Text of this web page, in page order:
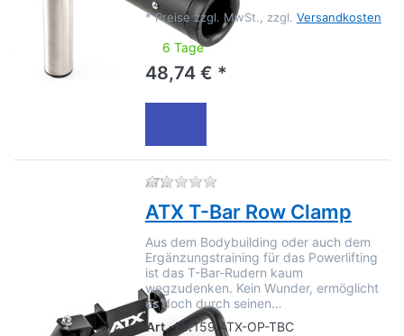
* Preise zzgl. MwSt., zzgl. Versandkosten
6 Tage
48,74 € *
ATX Zu diesem Produkt liegen
ATX T-Bar Row Clamp
Aus dem Bodybuilding oder auch dem
Ergänzungstraining für das Powerlifting
ist das T-Bar-Rudern kaum
wegzudenken. Kein Wunder, ermöglicht
es doch durch seinen…
Art.-Nr.159.ATX-OP-TBC